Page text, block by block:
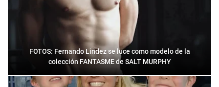
FOTOS: Fernando Lindez se luce como modelo de la
colección FANTASME de SALT MURPHY